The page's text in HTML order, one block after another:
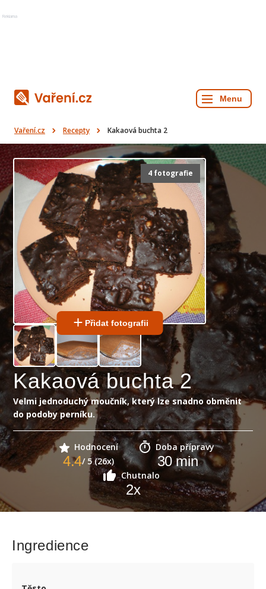
Reklama
Vaření.cz Recepty Kakaová buchta 2
4 fotografie
Přidat fotografii
Kakaová buchta 2
Velmi jednoduchý moučník, který lze snadno obměnit
do podoby perníku.
Hodnocení
4.4/ 5 (26x)
Doba přípravy
30min
Chutnalo
2x
Ingredience